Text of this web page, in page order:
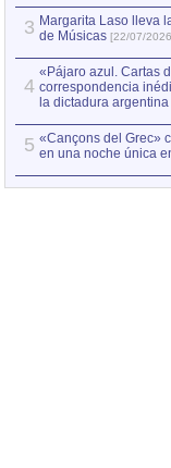
3 Margarita Laso lleva
de Músicas [22/07/
4
«Pájaro azul. Cartas
correspondencia
la dictadura argentina
5 «Cançons del Grec»
en una noche única